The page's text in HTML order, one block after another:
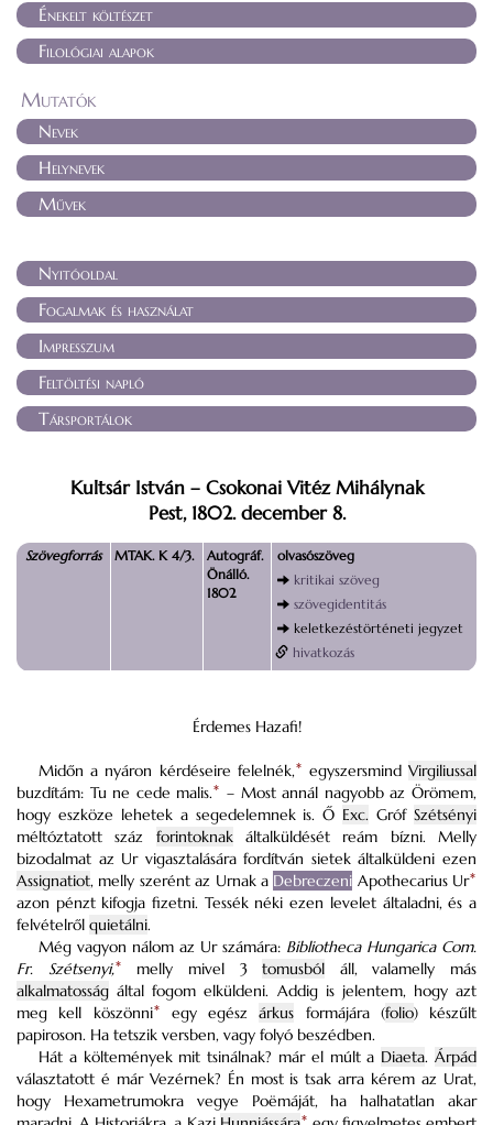
Énekelt költészet
Filológiai alapok
Mutatók
Nevek
Helynevek
Művek
Nyitóoldal
Fogalmak és használat
Impresszum
Feltöltési napló
Társportálok
Kultsár István – Csokonai Vitéz Mihálynak
Pest, 1802. december 8.
Szövegforrás MTAK. K 4/3.
Autográf.
Önálló.
1802
olvasószöveg
kritikai szöveg
szövegidentitás
keletkezéstörténeti jegyzet
hivatkozás
Érdemes Hazafi!
Midőn a nyáron kérdéseire felelnék,* egyszersmindVirgiliussal
buzdítám: Tu ne cede malis. *
– Most annál nagyobb az Örömem,
hogy eszköze lehetek a segedelemnek is. Ő Exc. GrófSzétsényi
méltóztatott száz forintoknakáltalküldését reám bízni. Melly
bizodalmat az Ur vigasztalására fordítván sietek általküldeni ezen
Assignatiot, melly szerént az Urnak a Debreczeni Apothecarius Ur*
azon pénzt kifogja fizetni. Tessék néki ezen levelet általadni, és a
felvételről quietálni.
Még vagyon nálom az Ur számára: Bibliotheca Hungarica Com.
Fr. Szétsenyi,* melly mivel 3tomusból áll, valamelly más
alkalmatosság által fogom elküldeni. Addig is jelentem, hogy azt
meg kell köszönni* egy egészárkus formájára (folio) készűlt
papiroson. Ha tetszik versben, vagy folyó beszédben.
Hát a költemények mit tsinálnak? már el múlt a Diaeta.Árpád
választatott é már Vezérnek? Én most is tsak arra kérem az Urat,
hogy Hexametrumokra vegye Poëmáját, ha halhatatlan akar
*